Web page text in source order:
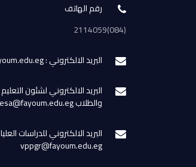
رقم الهاتف
(084)2114059
البريد الالكتروني : ts@fayoum.edu.eg
البريد الالكتروني لشئون التعليم
والطلاب vpesa@fayoum.edu.eg
البريد الالكتروني للدراسات العليا
vppgr@fayoum.edu.eg